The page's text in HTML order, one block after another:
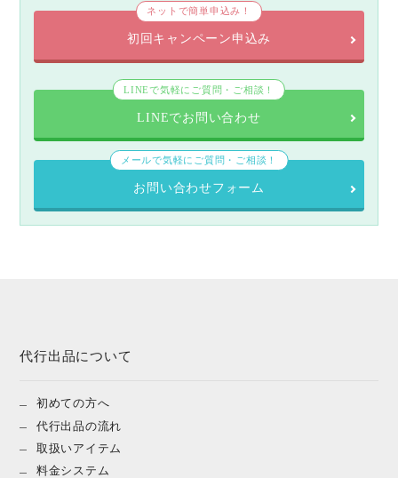
ネットで簡単申込み！
初回キャンペーン申込み
LINEで気軽にご質問・ご相談！
LINEでお問い合わせ
メールで気軽にご質問・ご相談！
お問い合わせフォーム
代行出品について
初めての方へ
代行出品の流れ
取扱いアイテム
料金システム